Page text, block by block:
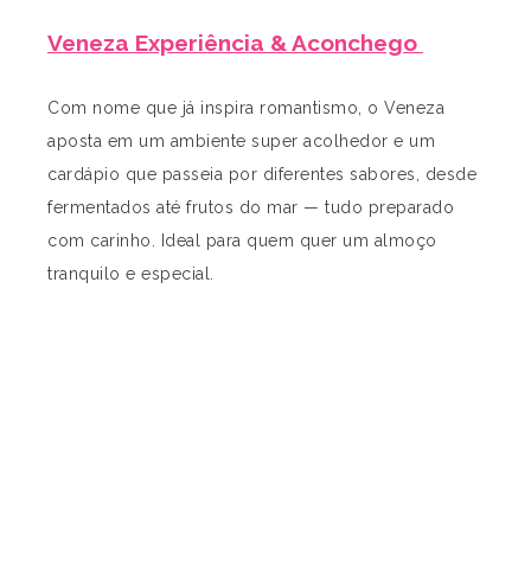
Veneza Experiência & Aconchego
Com nome que já inspira romantismo, o Veneza
aposta em um ambiente super acolhedor e um
cardápio que passeia por diferentes sabores, desde
fermentados até frutos do mar — tudo preparado
com carinho. Ideal para quem quer um almoço
tranquilo e especial.